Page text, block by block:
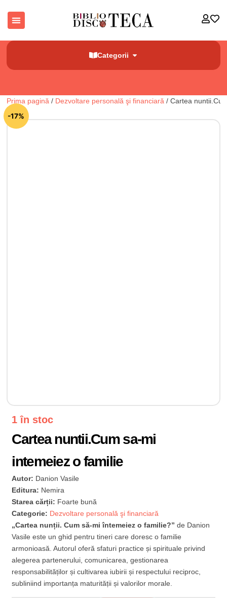
Categorii
Prima pagină / Dezvoltare personală şi financiară / Cartea
-17%
🔍
1 în stoc
Cartea nuntii.Cum sa-mi
intemeiez o familie
Autor: Danion Vasile
Editura: Nemira
Starea cărții: Foarte bună
Categorie: Dezvoltare personală şi financiară
„Cartea nunții. Cum să-mi întemeiez o familie?” de Danion
Vasile este un ghid pentru tineri care doresc o familie
armonioasă. Autorul oferă sfaturi practice și spirituale privind
alegerea partenerului, comunicarea, gestionarea
responsabilităților și cultivarea iubirii și respectului reciproc,
subliniind importanța maturității și valorilor morale.